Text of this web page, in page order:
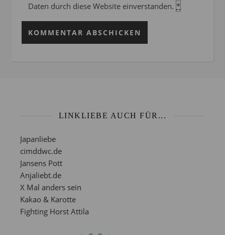
Daten durch diese Website einverstanden. *
LINKLIEBE AUCH FÜR...
Japanliebe
cimddwc.de
Jansens Pott
Anjaliebt.de
X Mal anders sein
Kakao & Karotte
Fighting Horst Attila